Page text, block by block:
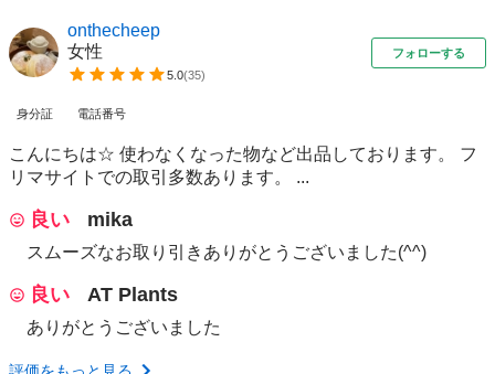
onthecheep
女性
5.0(35)
フォローする
身分証 電話番号
こんにちは☆ 使わなくなった物など出品しております。 フ
リマサイトでの取引多数あります。 ...
良い mika
スムーズなお取り引きありがとうございました(^^)
良い AT Plants
ありがとうございました